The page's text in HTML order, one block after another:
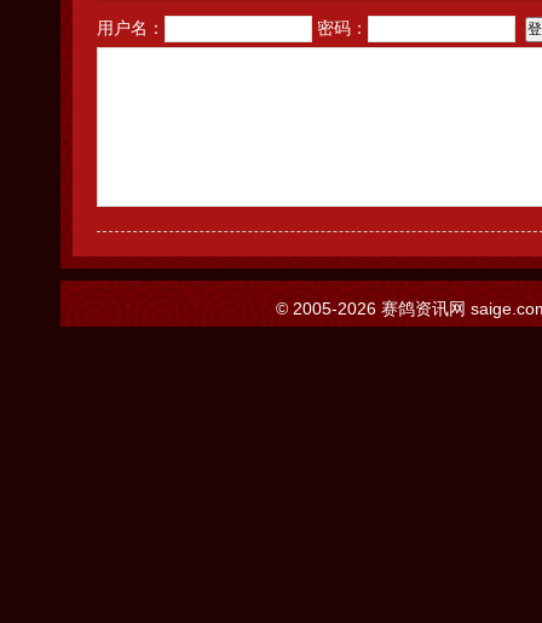
用户名： 密码：
© 2005-2026 赛鸽资讯网